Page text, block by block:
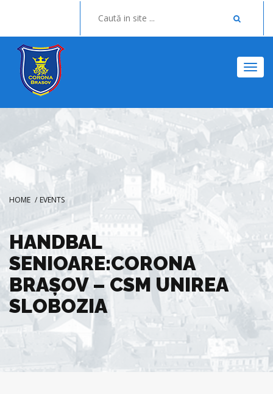
HOME / EVENTS
HANDBAL
SENIOARE:CORONA
BRAŞOV – CSM UNIREA
SLOBOZIA